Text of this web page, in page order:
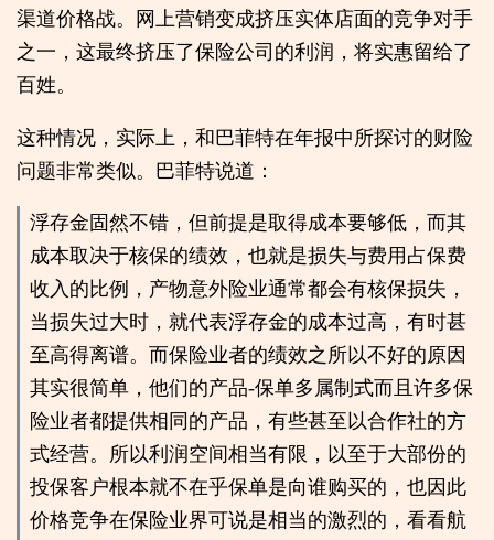
渠道价格战。网上营销变成挤压实体店面的竞争对手
之一，这最终挤压了保险公司的利润，将实惠留给了
百姓。
这种情况，实际上，和巴菲特在年报中所探讨的财险
问题非常类似。巴菲特说道：
浮存金固然不错，但前提是取得成本要够低，而其
成本取决于核保的绩效，也就是损失与费用占保费
收入的比例，产物意外险业通常都会有核保损失，
当损失过大时，就代表浮存金的成本过高，有时甚
至高得离谱。而保险业者的绩效之所以不好的原因
其实很简单，他们的产品-保单多属制式而且许多保
险业者都提供相同的产品，有些甚至以合作社的方
式经营。所以利润空间相当有限，以至于大部份的
投保客户根本就不在乎保单是向谁购买的，也因此
价格竞争在保险业界可说是相当的激烈的，看看航